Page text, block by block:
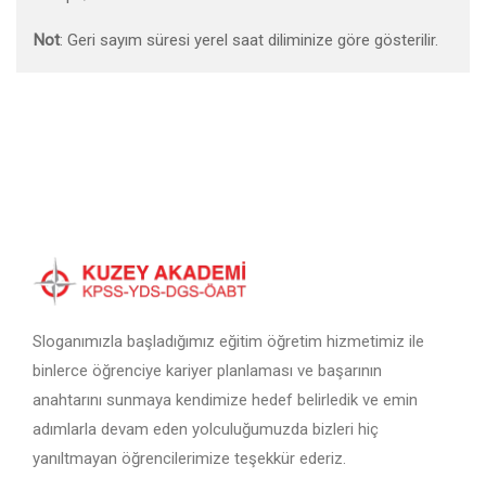
Not: Geri sayım süresi yerel saat diliminize göre gösterilir.
Sloganımızla başladığımız eğitim öğretim hizmetimiz ile
binlerce öğrenciye kariyer planlaması ve başarının
anahtarını sunmaya kendimize hedef belirledik ve emin
adımlarla devam eden yolculuğumuzda bizleri hiç
yanıltmayan öğrencilerimize teşekkür ederiz.